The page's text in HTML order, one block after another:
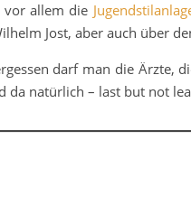
vor allem die
Jost, aber auch über
darf man die Ärzte,
da natürlich – last but not